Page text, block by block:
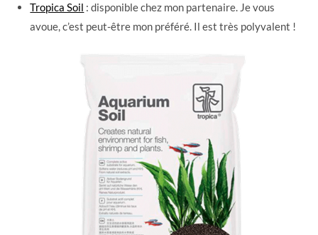
Tropica Soil : disponible chez mon partenaire. Je vous
avoue, c’est peut-être mon préféré. Il est très polyvalent !